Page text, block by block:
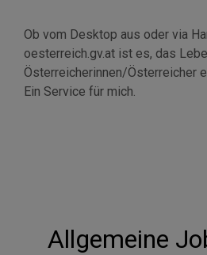
Ob vom Desktop aus oder via
oesterreich.gv.at ist es, das
Österreicherinnen/Österreicher
Ein Service für mich.
Allgemeine